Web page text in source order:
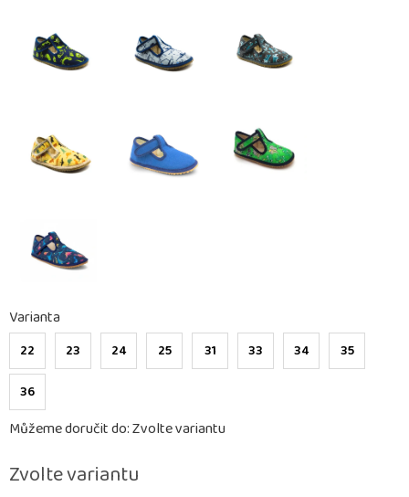
Zvolte variantu
Varianta
22 23 24 25 31 33 34 35
36
Můžeme doručit do:Zvolte variantu